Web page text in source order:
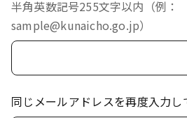
半角英数記号255文字以内（例：
sample@kunaicho.go.jp）
同じメールアドレスを再度入力し